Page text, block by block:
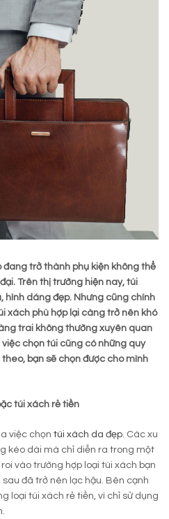
đang trở thành phụ kiện không thể
Trên thị trường hiện nay, túi
hình dáng đẹp. Nhưng cũng chính
xách phù hợp lại càng trở nên khó
trai không thường xuyên quan
chọn túi cũng có những quy
bạn sẽ chọn được cho mình
túi xách rẻ tiền
việc chọn túi xách da đẹp. Các xu
kéo dài mà chỉ diễn ra trong một
vào trường hợp loại túi xách bạn
đã trở nên lạc hậu. Bên cạnh
loại túi xách rẻ tiền, vì chỉ sử dụng